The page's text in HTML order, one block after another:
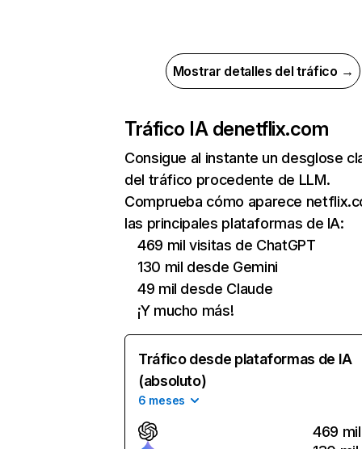
Mostrar detalles del tráfico →
Tráfico IA denetflix.com
Consigue al instante un desglose
del tráfico procedente de LLM.
Comprueba cómo aparece
las principales plataformas de IA:
469 mil visitas de ChatGPT
130 mil desde Gemini
49 mil desde Claude
¡Y mucho más!
Tráfico desde plataformas de IA
(absoluto)
6 meses
469 mil